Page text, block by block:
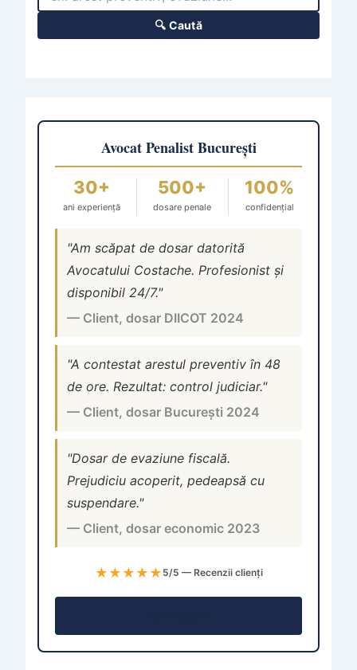
🔍 Caută
Avocat Penalist București
30+
ani experiență
500+
dosare penale
100%
confidențial
"Am scăpat de dosar datorită
Avocatului Costache. Profesionist și
disponibil 24/7."
— Client, dosar DIICOT 2024
"A contestat arestul preventiv în 48
de ore. Rezultat: control judiciar."
— Client, dosar București 2024
"Dosar de evaziune fiscală.
Prejudiciu acoperit, pedeapsă cu
suspendare."
— Client, dosar economic 2023
★★★★★ 5/5 — Recenzii clienți